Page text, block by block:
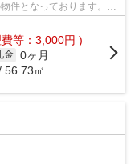
件となっております。交
等：3,000円 )
金 0ヶ月
56.73㎡